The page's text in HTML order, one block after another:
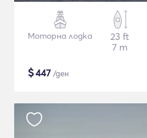
Моторна лодка
23 ft
7 m
$447 /ден